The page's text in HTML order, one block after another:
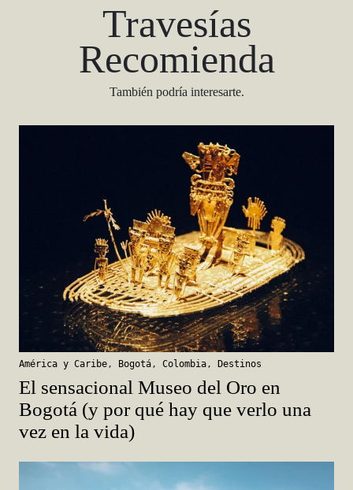
Travesías
Recomienda
También podría interesarte.
América y Caribe, Bogotá, Colombia, Destinos
El sensacional Museo del Oro en
Bogotá (y por qué hay que verlo una
vez en la vida)